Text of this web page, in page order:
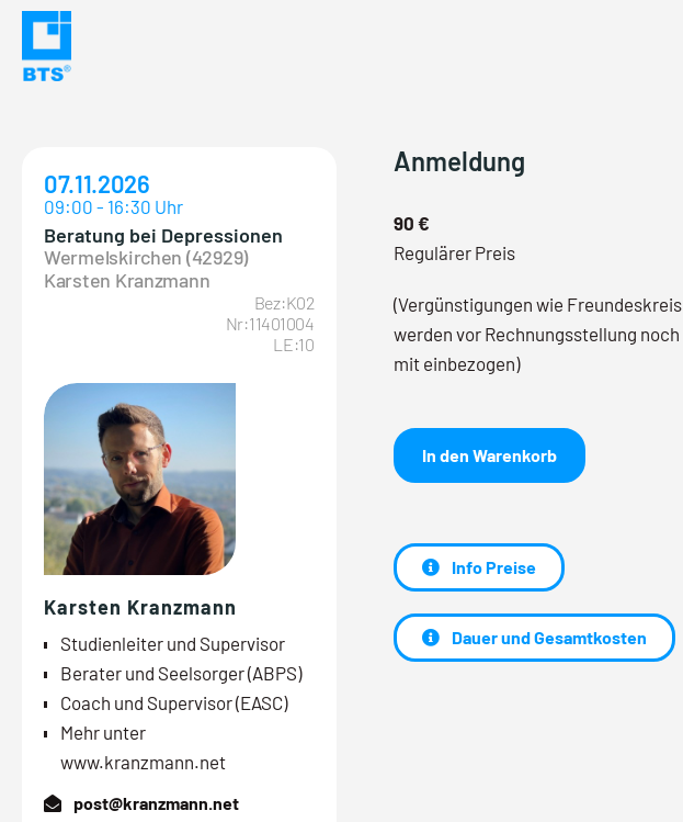
Skip
content
07.11.2026
09:00 - 16:30 Uhr
Beratung bei Depressionen
Wermelskirchen (42929)
Karsten Kranzmann
Bez:K02
Nr:11401004
LE:10
Karsten Kranzmann
Studienleiter und Supervisor
Berater und Seelsorger (ABPS)
Coach und Supervisor (EASC)
Mehr unter
www.kranzmann.net
post@kranzmann.net
Anmeldung
90 €
Regulärer Preis
(Vergünstigungen wie Freundeskreis
werden vor Rechnungsstellung noch
mit einbezogen)
In den Warenkorb
Info Preise
Dauer und Gesamtkosten